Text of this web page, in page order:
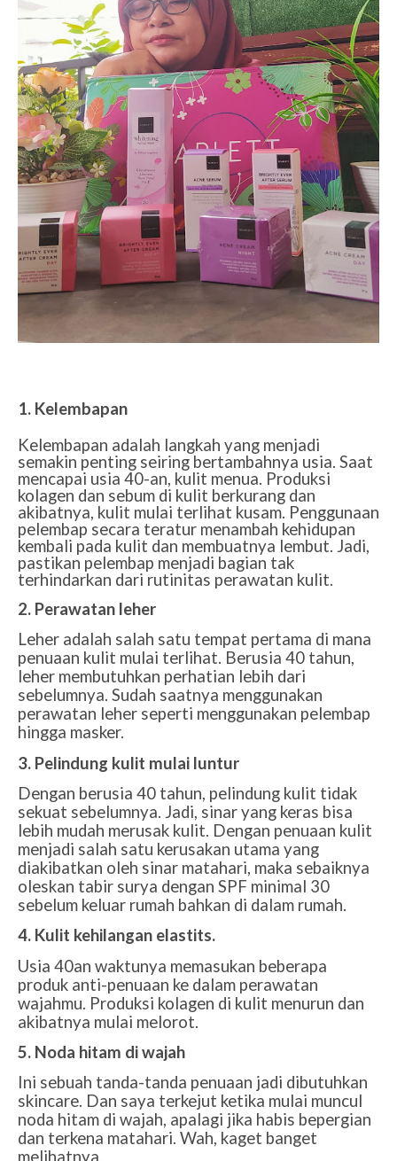
1. Kelembapan
Kelembapan adalah langkah yang menjadi
semakin penting seiring bertambahnya usia. Saat
mencapai usia 40-an, kulit menua. Produksi
kolagen dan sebum di kulit berkurang dan
akibatnya, kulit mulai terlihat kusam. Penggunaan
pelembap secara teratur menambah kehidupan
kembali pada kulit dan membuatnya lembut. Jadi,
pastikan pelembap menjadi bagian tak
terhindarkan dari rutinitas perawatan kulit.
2. Perawatan leher
Leher adalah salah satu tempat pertama di mana
penuaan kulit mulai terlihat. Berusia 40 tahun,
leher membutuhkan perhatian lebih dari
sebelumnya. Sudah saatnya menggunakan
perawatan leher seperti menggunakan pelembap
hingga masker.
3. Pelindung kulit mulai luntur
Dengan berusia 40 tahun, pelindung kulit tidak
sekuat sebelumnya. Jadi, sinar yang keras bisa
lebih mudah merusak kulit. Dengan penuaan kulit
menjadi salah satu kerusakan utama yang
diakibatkan oleh sinar matahari, maka sebaiknya
oleskan tabir surya dengan SPF minimal 30
sebelum keluar rumah bahkan di dalam rumah.
4. Kulit kehilangan elastits.
Usia 40an waktunya memasukan beberapa
produk anti-penuaan ke dalam perawatan
wajahmu. Produksi kolagen di kulit menurun dan
akibatnya mulai melorot.
5. Noda hitam di wajah
Ini sebuah tanda-tanda penuaan jadi dibutuhkan
skincare. Dan saya terkejut ketika mulai muncul
noda hitam di wajah, apalagi jika habis bepergian
dan terkena matahari. Wah, kaget banget
melihatnya.